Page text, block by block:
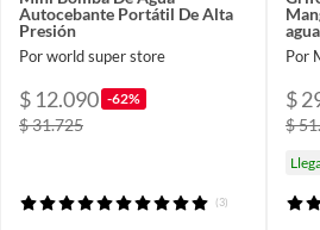
Autocebante Portátil De Alta
Presión
Por world super store
$ 12.090 -62%
$ 31.725
(3)
Por
$
$